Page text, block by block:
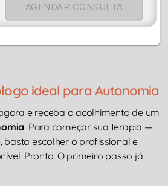
AGENDAR CONSULTA
ideal para Autonomia
e receba o acolhimento de um
. Para começar sua terapia —
basta escolher o profissional e
Pronto! O primeiro passo já